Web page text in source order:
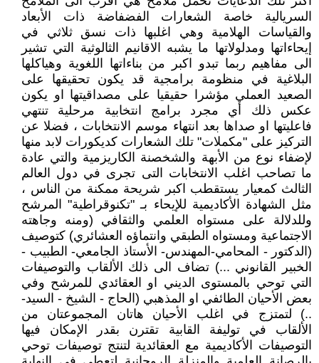
السريالية خاصة الشعارات الفضفاضة ذات الأبعاد
والقياسات الهلامية وهي اغلبها ذات نسق ثلاثي في
إيحاءاتها ومدلولاتها ما يشبه الاقانيم الثالوثية التي تشير
الى مفاهيم ربما تبدو اكبر من بناءاتها اللغوية وهياكلها
البلاغية في منظومة برامجية قد يكون تحقيقها على
الصعيد العملي مؤشرا حقيقيا على مصداقيتها او يكون
عكس ذلك أي مجرد برامج انتخابية مرحلية تنتهي
فاعليتها او صداها بعد انتهاء موسم الانتخابات ، فضلا عن
التركيز على "مكملات" تلك الشعارات كديكورات لابد منها
لإضفاء نوع من الأبهة والشخصنة الكاريزمية والتي عادة
ما تصاحب اغلب الانتخابات التى تجرى في دول العالم
الثالث كمعيار يستقطب اكبر شريحة ممكنة من الناس ،
مثل الشهادة الأكاديمية للإيحاء بـ "تكنوقراطية" المرشح
وللدلالة على مستواه العلمي والثقافي (ومنه وجاهته
الاجتماعية ومستواه الطبقي وانتماؤه العشائري) كتوصيف
(الدكتور - المحامي-المهندس- الأستاذ الجامعي- الطبيب -
الخبير القانوني ...) تضاف الى ذلك الألقاب والتوصيفات
التي توحي بالمستوى الديني او العقائدي للمرشح وفي
بعض الأحيان الطائفي او المذهبي (الحاج - الشيخ - السيد-
..) لتمتزج في اغلب الأحيان هاتان المجموعتان من
الألقاب في توليفة القابية تقترن بقدر الإمكان فيها
التوصيفات الأكاديمية مع العقائدية لتنتج توصيفات توحي